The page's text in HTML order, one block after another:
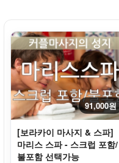
91,000원
[보라카이 마사지 & 스파]
마리스 스파 - 스크럽 포함/
불포함 선택가능